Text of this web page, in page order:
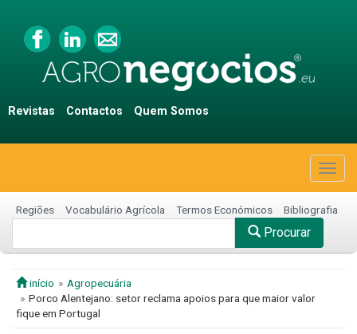
Revistas Contactos Quem Somos
Regiões Vocabulário Agrícola Termos Económicos Bibliografia
Procurar
início
Agropecuária
Porco Alentejano: setor reclama apoios para que maior valor
fique em Portugal